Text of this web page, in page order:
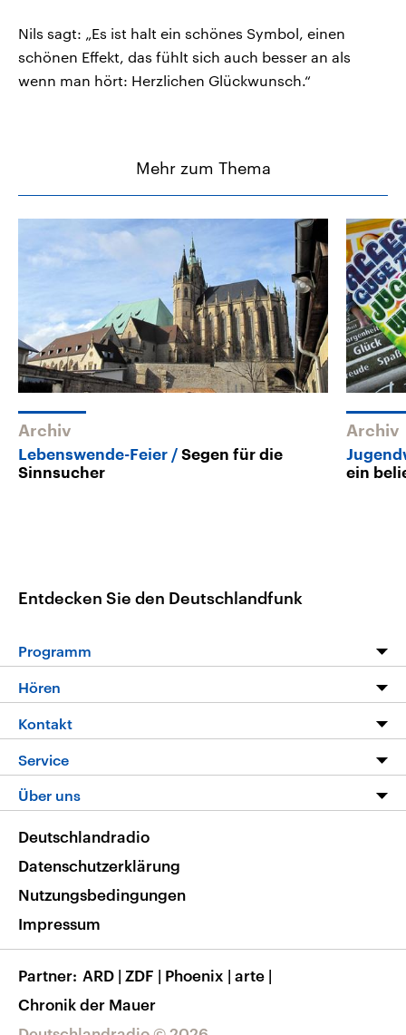
Nils sagt: „Es ist halt ein schönes Symbol, einen
schönen Effekt, das fühlt sich auch besser an als
wenn man hört: Herzlichen Glückwunsch.“
Mehr zum Thema
Archiv
Lebenswende-Feier
Segen für die
Sinnsucher
Archiv
ein
Entdecken Sie den Deutschlandfunk
Programm
Die Nachrichten
Nachrichtenleicht
Neue Beiträge auf dlf.de
Hören
Livestream
Podcasts
Deutschlandfunk App
Nachrichten App
Frequenzen
Kontakt
Service
FAQ
Veranstaltungen
Musikliste
RSS
Über uns
Barrierefreiheit
Deutschlandradio
Datenschutzerklärung
Nutzungsbedingungen
Impressum
Partner ARD | ZDF | Phoenix | arte |
Chronik der Mauer